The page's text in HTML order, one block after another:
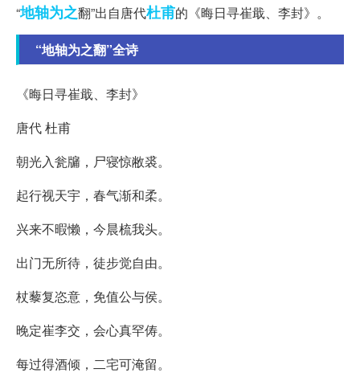
“地轴为之翻”出自唐代杜甫的《晦日寻崔戢、李封》。
“地轴为之翻”全诗
《晦日寻崔戢、李封》
唐代 杜甫
朝光入瓮牖，尸寝惊敝裘。
起行视天宇，春气渐和柔。
兴来不暇懒，今晨梳我头。
出门无所待，徒步觉自由。
杖藜复恣意，免值公与侯。
晚定崔李交，会心真罕俦。
每过得酒倾，二宅可淹留。